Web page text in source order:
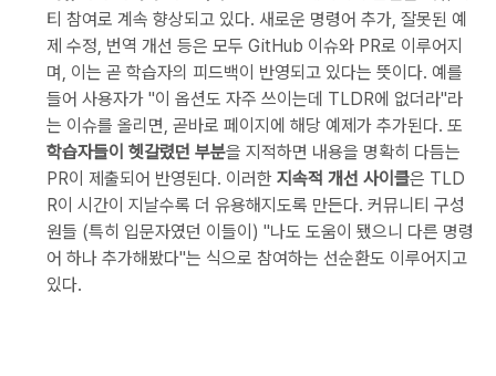
티 참여로 계속 향상되고 있다. 새로운 명령어 추가, 잘못된 예
제 수정, 번역 개선 등은 모두 GitHub 이슈와 PR로 이루어지
며, 이는 곧 학습자의 피드백이 반영되고 있다는 뜻이다. 예를
들어 사용자가 "이 옵션도 자주 쓰이는데 TLDR에 없더라"라
는 이슈를 올리면, 곧바로 페이지에 해당 예제가 추가된다. 또
학습자들이 헷갈렸던 부분을 지적하면 내용을 명확히 다듬는
PR이 제출되어 반영된다. 이러한 지속적 개선 사이클은 TLD
R이 시간이 지날수록 더 유용해지도록 만든다. 커뮤니티 구성
원들 (특히 입문자였던 이들이) "나도 도움이 됐으니 다른 명령
어 하나 추가해봤다"는 식으로 참여하는 선순환도 이루어지고
있다.